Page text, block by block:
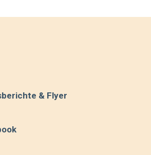
& Flyer